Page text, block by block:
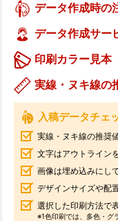
データ作成時の
データ作成サー
印刷カラー見本
実線・ヌキ線の
入稿データチェ
実線・ヌキ線の推奨
文字はアウトライン
画像は埋め込みにし
デザインサイズや配
選択した印刷方法で
※1色印刷では、多色・グ